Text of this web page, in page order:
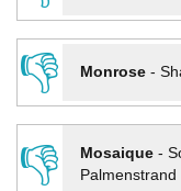
👎
Monrose-
👎
Mosaique-
Palmenstrand